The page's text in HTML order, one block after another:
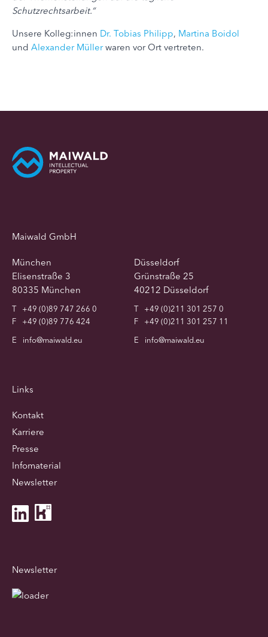
Schutzrechtsarbeit.“
Unsere Kolleg:innen Dr. Tobias Philipp, Martina Boidol
und Alexander Müllerwaren vor Ort vertreten.
Maiwald GmbH
München
Elisenstraße 3
80335 München
T
+49 (0)89 747 266 0
F
+49 (0)89 776 424
E
info@maiwald.eu
Düsseldorf
Grünstraße 25
40212 Düsseldorf
T
+49 (0)211 301 257 0
F
+49 (0)211 301 257 11
E
info@maiwald.eu
Links
Kontakt
Karriere
Presse
Infomaterial
Newsletter
Newsletter